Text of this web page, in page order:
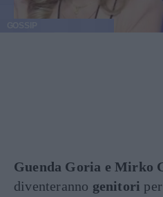
Guenda Goria e Mirko
diventeranno genitori